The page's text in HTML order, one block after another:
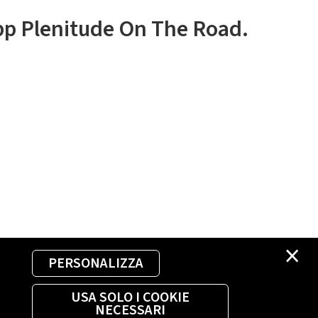
×
PERSONALIZZA
USA SOLO I COOKIE
NECESSARI
Plenitude On The Road.